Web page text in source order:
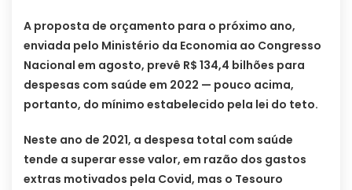
A proposta de orçamento para o próximo ano,
enviada pelo Ministério da Economia ao Congresso
Nacional em agosto, prevê R$ 134,4 bilhões para
despesas com saúde em 2022 — pouco acima,
portanto, do mínimo estabelecido pela lei do teto.
Neste ano de 2021, a despesa total com saúde
tende a superar esse valor, em razão dos gastos
extras motivados pela Covid, mas o Tesouro